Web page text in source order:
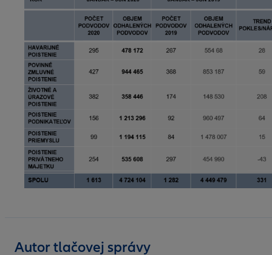
Autor tlačovej správy